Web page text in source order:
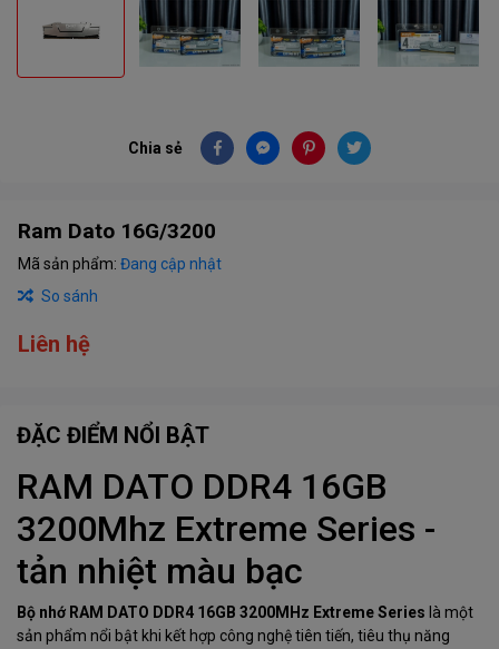
Chia sẻ
Ram Dato 16G/3200
Mã sản phẩm: Đang cập nhật
So sánh
Liên hệ
ĐẶC ĐIỂM NỔI BẬT
RAM DATO DDR4 16GB
3200Mhz Extreme Series -
tản nhiệt màu bạc
Bộ nhớ RAM DATO DDR4 16GB 3200MHz Extreme Series là một
sản phẩm nổi bật khi kết hợp công nghệ tiên tiến, tiêu thụ năng